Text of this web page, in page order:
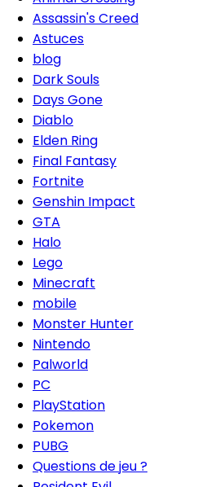
Assassin's Creed
Astuces
blog
Dark Souls
Days Gone
Diablo
Elden Ring
Final Fantasy
Fortnite
Genshin Impact
GTA
Halo
Lego
Minecraft
mobile
Monster Hunter
Nintendo
Palworld
PC
PlayStation
Pokemon
PUBG
Questions de jeu ?